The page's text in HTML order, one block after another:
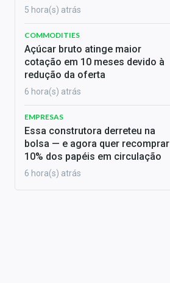
5 hora(s) atrás
COMMODITIES
Açúcar bruto atinge maior
cotação em 10 meses devido à
redução da oferta
6 hora(s) atrás
EMPRESAS
Essa construtora derreteu na
bolsa — e agora quer recomprar
10% dos papéis em circulação
6 hora(s) atrás